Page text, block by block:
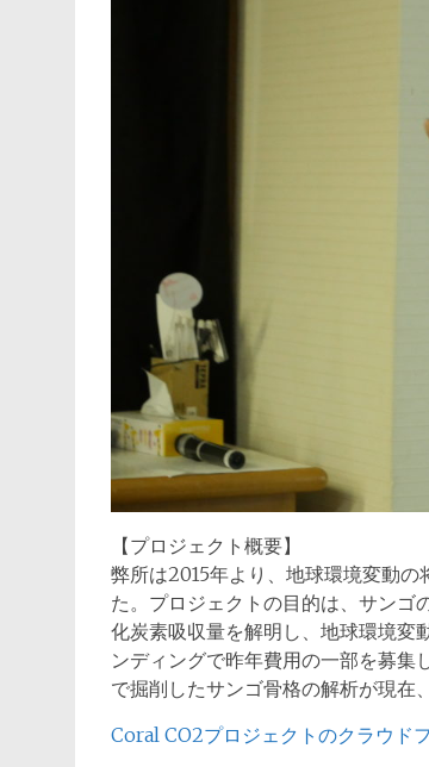
【プロジェクト概要】
弊所は2015年より、地球環境変動
た。プロジェクトの⽬的は、サンゴ
化炭素吸収量を解明し、地球環境変
ンディングで昨年費⽤の⼀部を募集
で掘削したサンゴ⾻格の解析が現在
Coral CO2プロジェクトのクラウド